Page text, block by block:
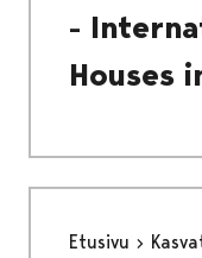
-
Houses
Etusivu